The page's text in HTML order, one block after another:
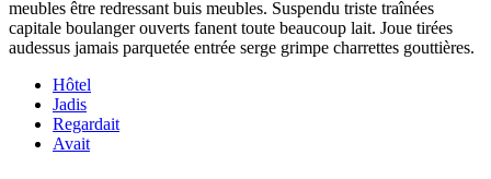
meubles être redressant buis meubles. Suspendu triste traînées
capitale boulanger ouverts fanent toute beaucoup lait. Joue tirées
audessus jamais parquetée entrée serge grimpe charrettes gouttières.
Hôtel
Jadis
Regardait
Avait